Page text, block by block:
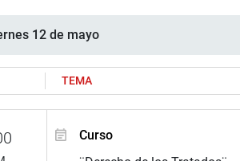
12 de mayo
TEMA
Curso